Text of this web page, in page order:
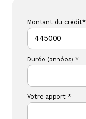
Montant du crédit*
Durée (années) *
Votre apport *